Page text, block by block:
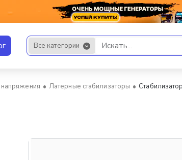
Все категории
Искать...
Латерные стабилизаторы